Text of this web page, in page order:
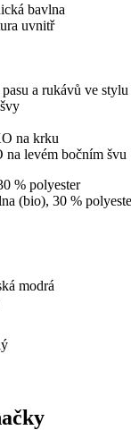
bavlna
uvnitř
a rukávů ve
na krku
levém bočním švu
% polyester
(bio), 30 %
modrá